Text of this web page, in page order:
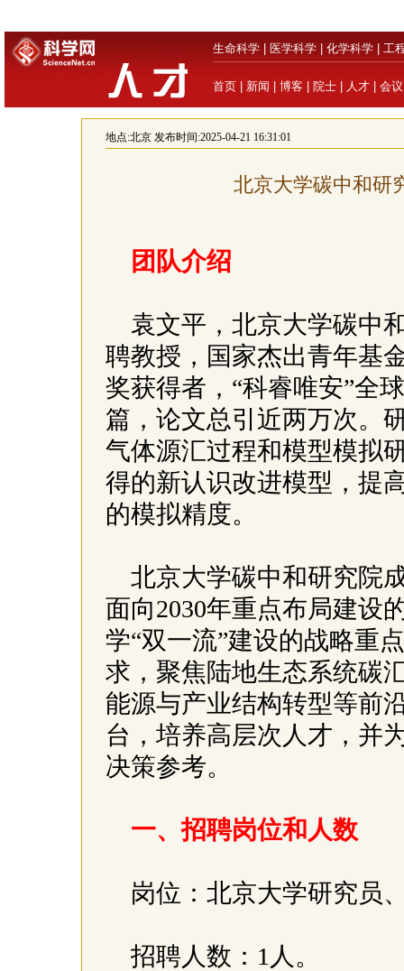
生命科学 医学科学 化学科学 工
首页 新闻 博客 院士 人才 会议
地点:北京发布时间:2025-04-21 16:31:01
北京大学碳中和研
团队介绍
袁文平，北京大学碳中
聘教授，国家杰出青年基
奖获得者，“科睿唯安”全
篇，论文总引近两万次。
气体源汇过程和模型模拟
得的新认识改进模型，提
的模拟精度。
北京大学碳中和研究院
面向2030年重点布局建设
学“双一流”建设的战略重
求，聚焦陆地生态系统碳
能源与产业结构转型等前
台，培养高层次人才，并
决策参考。
一、招聘岗位和人数
岗位：北京大学研究员
招聘人数：1人。